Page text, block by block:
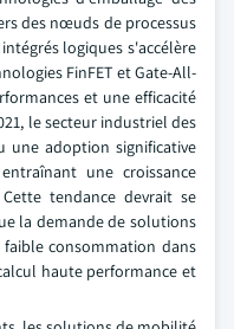
des nœuds de processus
logiques s'accélère
FinFET et Gate-All-
et une efficacité
le secteur industriel des
une adoption significative
une croissance
tendance devrait se
la demande de solutions
consommation dans
haute performance et